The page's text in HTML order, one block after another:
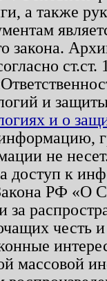
а также
закона.
и
и о
не
доступ к
РФ «О
за
честь
массовой